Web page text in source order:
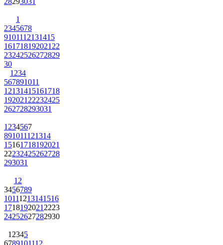
1
2345678
9101112131415
161718192021 22
23242526272829
30
1 234
567891011
12131415161718
192021 22232425
262728293031
1 234567
891011121314
15161718192021
22232425262728
293031
1 2
3456789
10111213141516
1718192021 2223
24252627282930
1 2345